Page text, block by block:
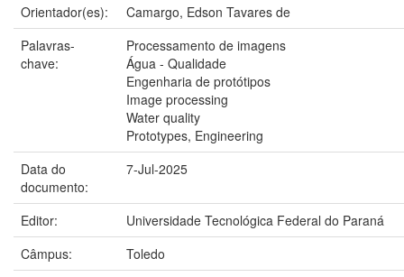
Orientador(es):
Camargo, Edson Tavares de
Palavras-
chave:
Processamento de imagens
Água - Qualidade
Engenharia de protótipos
Image processing
Water quality
Prototypes, Engineering
Data do
documento:
7-Jul-2025
Editor:
Universidade Tecnológica Federal do Paraná
Câmpus:
Toledo